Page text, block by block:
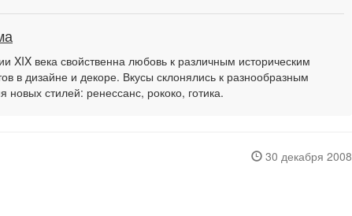
XIX века свойственна любовь к различным историческим
в дизайне и декоре. Вкусы склонялись к разнообразным
стилей: ренессанс, рококо, готика.
30 декабря 2008